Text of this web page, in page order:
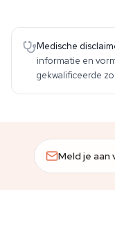
Medische
informatie en
gekwalificeerde
Meld je